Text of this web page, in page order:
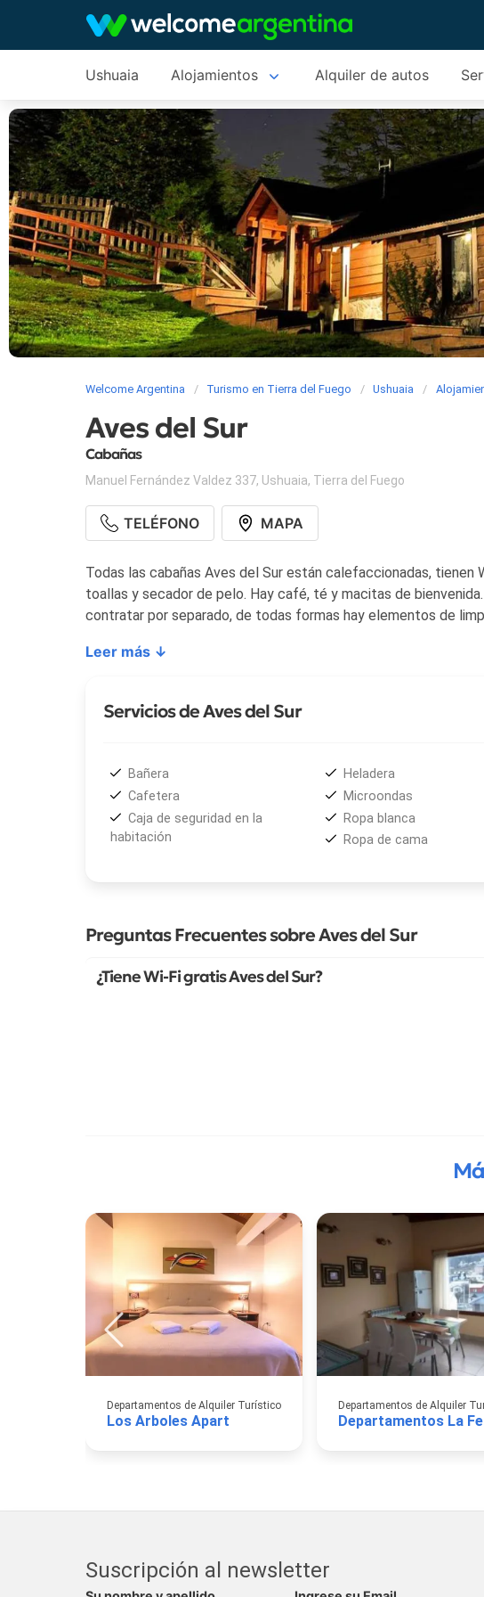
Ushuaia Alojamientos Alquiler de autos
Welcome Argentina Turismo en Tierra del Fuego Ushuaia
Aves del Sur
Cabañas
Manuel Fernández Valdez 337, Ushuaia, Tierra del Fuego
TELÉFONO MAPA
Todas las cabañas Aves del Sur están calefaccionadas, tienen
toallas y secador de pelo. Hay café, té y macitas de
contratar por separado, de todas formas hay elementos de
Leer más ↓
Servicios de Aves del Sur
Bañera
Cafetera
Caja de seguridad en la
habitación
Heladera
Microondas
Ropa blanca
Ropa de cama
Preguntas Frecuentes sobre Aves del Sur
¿Tiene Wi-Fi gratis Aves del Sur?
Departamentos de Alquiler Turístico
Los Arboles Apart
Departamentos de Alquiler
Departamentos La Fe
Suscripción al newsletter